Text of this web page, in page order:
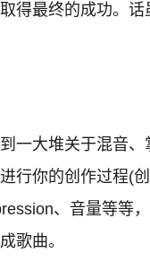
得最终的成功。
一大堆关于混音
行你的创作过程
、音量等等
歌曲。